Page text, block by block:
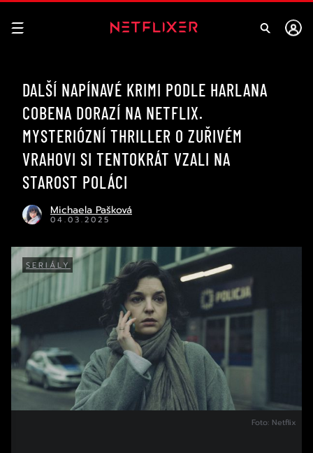
DALŠÍ NAPÍNAVÉ KRIMI PODLE HARLANA
COBENA DORAZÍ NA NETFLIX.
MYSTERIÓZNÍ THRILLER O ZUŘIVÉM
VRAHOVI SI TENTOKRÁT VZALI NA
STAROST POLÁCI
Michaela Pašková
04.03.2025
SERIÁLY
Foto: Netflix